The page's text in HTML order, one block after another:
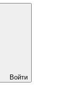
Войти